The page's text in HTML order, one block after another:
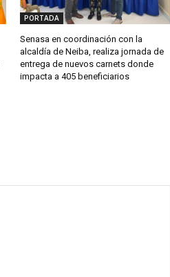
PORTADA
Senasa en coordinación con la
alcaldía de Neiba, realiza jornada de
entrega de nuevos carnets donde
impacta a 405 beneficiarios